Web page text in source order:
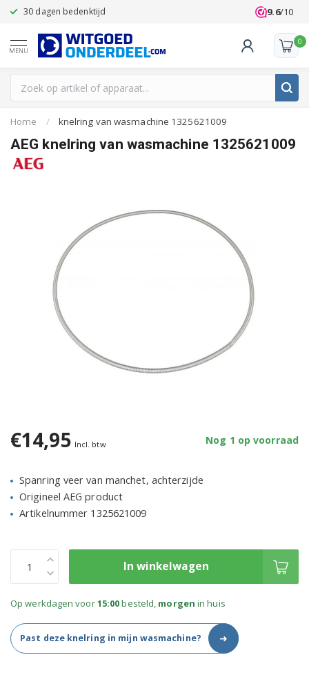
30 dagen bedenktijd Klanten
9.6/10
MENU
0
Home / knelring van wasmachine 1325621009
AEG knelring van wasmachine 1325621009
€14,95 Incl. btw Nog 1 op voorraad
Spanring veer van manchet, achterzijde
Origineel AEG product
Artikelnummer 1325621009
In winkelwagen
Op werkdagen voor15:00besteld, morgen in huis
Past deze knelring in mijn wasmachine? ➜